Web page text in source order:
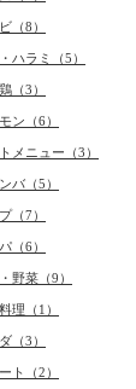
（8）
ハラミ（5）
（3）
ン（6）
メニュー（3）
バ（5）
（7）
（6）
野菜（9）
理（1）
（3）
ト（2）